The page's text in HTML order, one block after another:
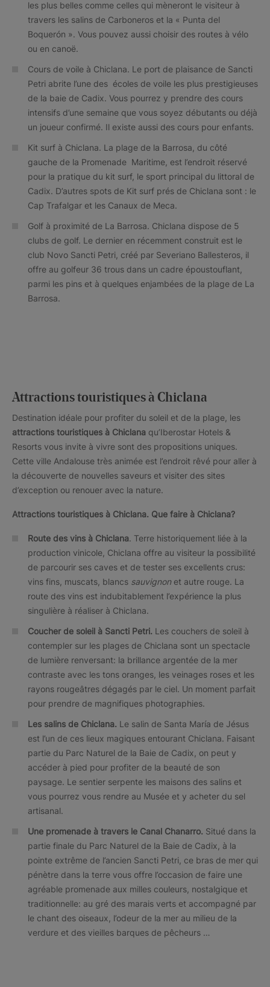
les plus belles comme celles qui mèneront le visiteur à
travers les salins de Carboneros et la « Punta del
Boquerón ». Vous pouvez aussi choisir des routes à vélo
ou en canoë.
Cours de voile à Chiclana. Le port de plaisance de Sancti
Petri abrite l’une des écoles de voile les plus prestigieuses
de la baie de Cadix. Vous pourrez y prendre des cours
intensifs d’une semaine que vous soyez débutants ou déjà
un joueur confirmé. Il existe aussi des cours pour enfants.
Kit surf à Chiclana. La plage de la Barrosa, du côté
gauche de la Promenade Maritime, est l’endroit réservé
pour la pratique du kit surf, le sport principal du littoral de
Cadix. D’autres spots de Kit surf prés de Chiclana sont : le
Cap Trafalgar et les Canaux de Meca.
Golf à proximité de La Barrosa. Chiclana dispose de 5
clubs de golf. Le dernier en récemment construit est le
club Novo Sancti Petri, créé par Severiano Ballesteros, il
offre au golfeur 36 trous dans un cadre époustouflant,
parmi les pins et à quelques enjambées de la plage de La
Barrosa.
Attractions touristiques à Chiclana
Destination idéale pour profiter du soleil et de la plage, les
attractions touristiques à Chiclana qu’Iberostar Hotels &
Resorts vous invite à vivre sont des propositions uniques.
Cette ville Andalouse très animée est l’endroit rêvé pour aller à
la découverte de nouvelles saveurs et visiter des sites
d’exception ou renouer avec la nature.
Attractions touristiques à Chiclana. Que faire à Chiclana?
Route des vins à Chiclana. Terre historiquement liée à la
production vinicole, Chiclana offre au visiteur la possibilité
de parcourir ses caves et de tester ses excellents crus:
vins fins, muscats, blancs sauvignonet autre rouge. La
route des vins est indubitablement l’expérience la plus
singulière à réaliser à Chiclana.
Coucher de soleil à Sancti Petri. Les couchers de soleil à
contempler sur les plages de Chiclana sont un spectacle
de lumière renversant: la brillance argentée de la mer
contraste avec les tons oranges, les veinages roses et les
rayons rougeâtres dégagés par le ciel. Un moment parfait
pour prendre de magnifiques photographies.
Les salins de Chiclana. Le salin de Santa María de Jésus
est l’un de ces lieux magiques entourant Chiclana. Faisant
partie du Parc Naturel de la Baie de Cadix, on peut y
accéder à pied pour profiter de la beauté de son
paysage. Le sentier serpente les maisons des salins et
vous pourrez vous rendre au Musée et y acheter du sel
artisanal.
Une promenade à travers le Canal Chanarro. Situé dans la
partie finale du Parc Naturel de la Baie de Cadix, à la
pointe extrême de l’ancien Sancti Petri, ce bras de mer qui
pénètre dans la terre vous offre l’occasion de faire une
agréable promenade aux milles couleurs, nostalgique et
traditionnelle: au gré des marais verts et accompagné par
le chant des oiseaux, l’odeur de la mer au milieu de la
verdure et des vieilles barques de pêcheurs …